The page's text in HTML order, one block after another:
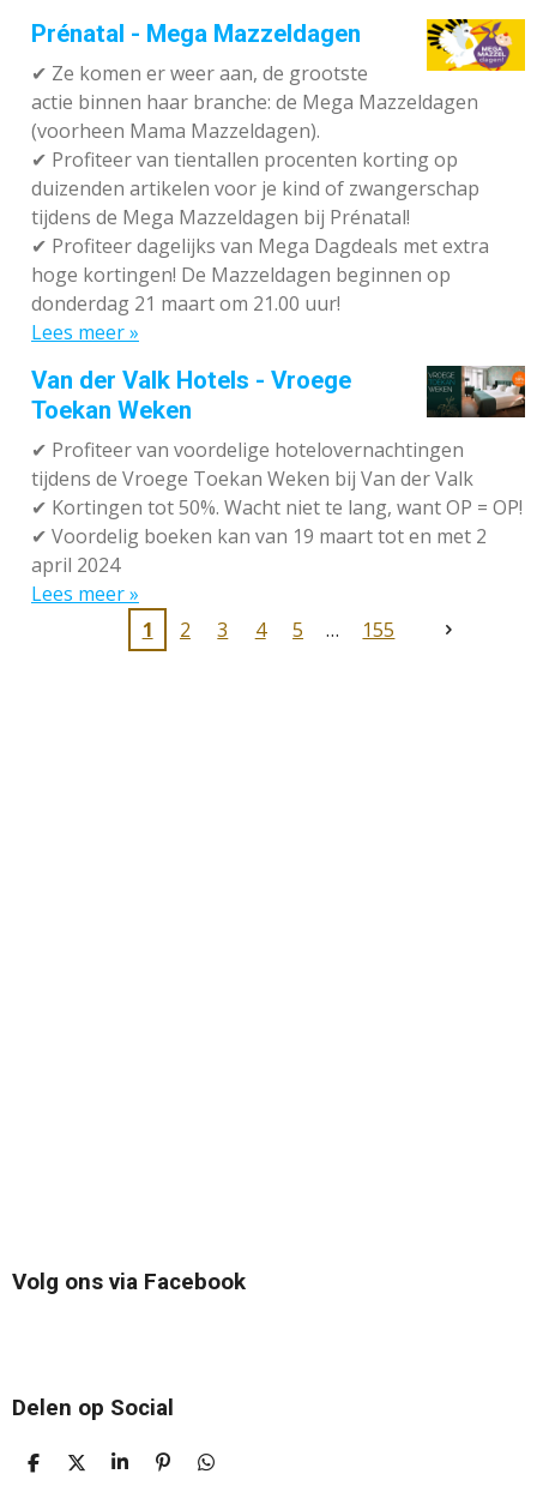
Prénatal - Mega Mazzeldagen
✔ Ze komen er weer aan, de grootste
actie binnen haar branche: de Mega Mazzeldagen
(voorheen Mama Mazzeldagen).
✔ Profiteer van tientallen procenten korting op
duizenden artikelen voor je kind of zwangerschap
tijdens de Mega Mazzeldagen bij Prénatal!
✔ Profiteer dagelijks van Mega Dagdeals met extra
hoge kortingen! De Mazzeldagen beginnen op
donderdag 21 maart om 21.00 uur!
Lees meer »
Van der Valk Hotels - Vroege
Toekan Weken
✔ Profiteer van voordelige hotelovernachtingen
tijdens de Vroege Toekan Weken bij Van der Valk
✔ Kortingen tot 50%. Wacht niet te lang, want OP = OP!
✔ Voordelig boeken kan van 19 maart tot en met 2
april 2024
Lees meer »
1
2 3 4 5 155
Volg ons via Facebook
Delen op Social
D
D
S
P
D